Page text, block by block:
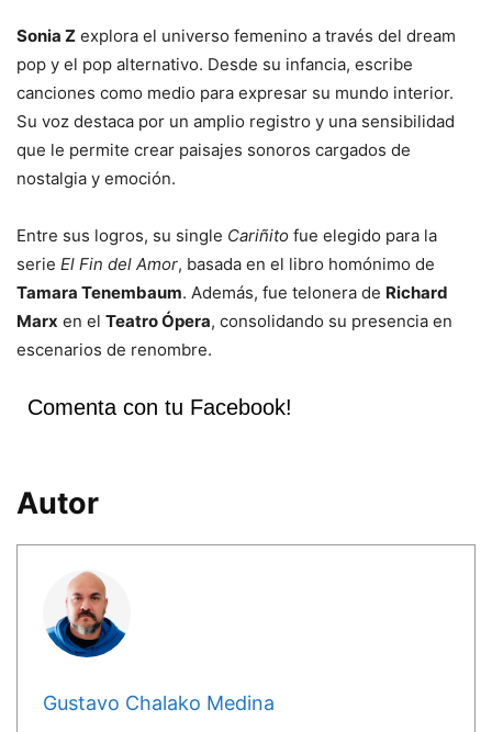
Sonia Z explora el universo femenino a través del dream
pop y el pop alternativo. Desde su infancia, escribe
canciones como medio para expresar su mundo interior.
Su voz destaca por un amplio registro y una sensibilidad
que le permite crear paisajes sonoros cargados de
nostalgia y emoción.
Entre sus logros, su single Cariñito fue elegido para la
serie El Fin del Amor, basada en el libro homónimo de
Tamara Tenembaum. Además, fue telonera de Richard
Marx en el Teatro Ópera, consolidando su presencia en
escenarios de renombre.
Comenta con tu Facebook!
Autor
Gustavo Chalako Medina